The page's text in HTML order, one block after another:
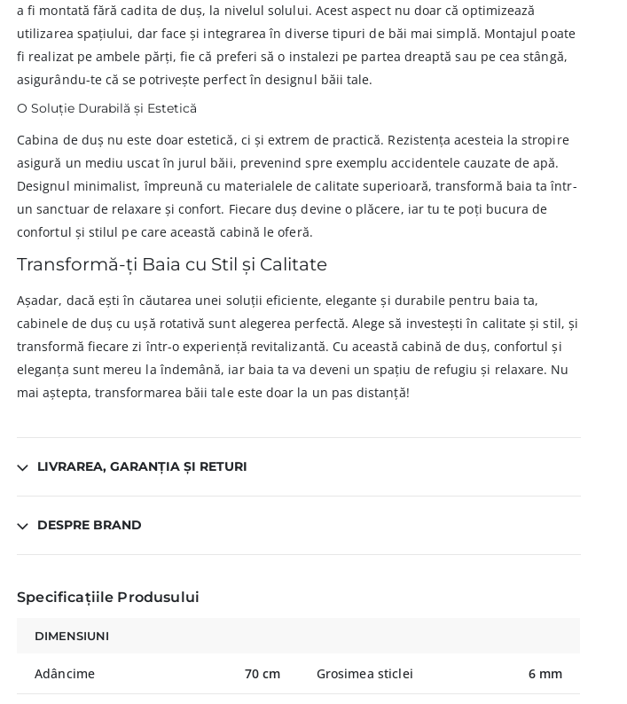
a fi montată fără cadita de duș, la nivelul solului. Acest aspect nu doar că optimizează
utilizarea spațiului, dar face și integrarea în diverse tipuri de băi mai simplă. Montajul poate
fi realizat pe ambele părți, fie că preferi să o instalezi pe partea dreaptă sau pe cea stângă,
asigurându-te că se potrivește perfect în designul băii tale.
O Soluție Durabilă și Estetică
Cabina de duș nu este doar estetică, ci și extrem de practică. Rezistența acesteia la stropire
asigură un mediu uscat în jurul băii, prevenind spre exemplu accidentele cauzate de apă.
Designul minimalist, împreună cu materialele de calitate superioară, transformă baia ta într-
un sanctuar de relaxare și confort. Fiecare duș devine o plăcere, iar tu te poți bucura de
confortul și stilul pe care această cabină le oferă.
Transformă-ți Baia cu Stil și Calitate
Așadar, dacă ești în căutarea unei soluții eficiente, elegante și durabile pentru baia ta,
cabinele de duș cu ușă rotativă sunt alegerea perfectă. Alege să investești în calitate și stil, și
transformă fiecare zi într-o experiență revitalizantă. Cu această cabină de duș, confortul și
eleganța sunt mereu la îndemână, iar baia ta va deveni un spațiu de refugiu și relaxare. Nu
mai aștepta, transformarea băii tale este doar la un pas distanță!
LIVRAREA, GARANȚIA ȘI RETURI
DESPRE BRAND
Specificațiile Produsului
DIMENSIUNI
Adâncime 70 cm Grosimea sticlei 6 mm